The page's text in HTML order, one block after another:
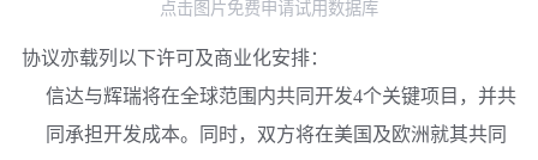
点击图片免费申请试用数据库
协议亦载列以下许可及商业化安排：
信达与辉瑞将在全球范围内共同开发4个关键项目，并共
同承担开发成本。同时，双方将在美国及欧洲就其共同